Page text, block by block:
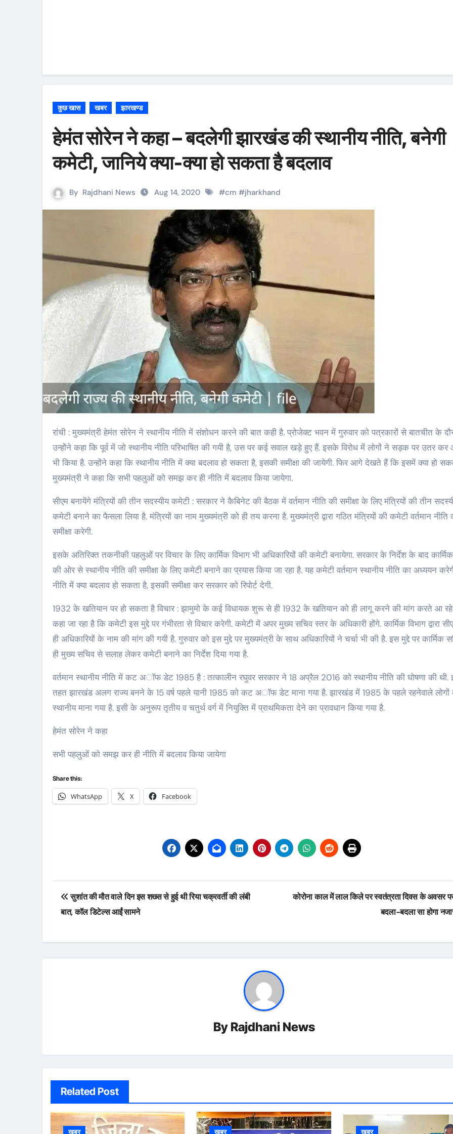
कुछ खास खबर झारखण्ड
हेमंत सोरेन ने कहा – बदलेगी झारखंड की स्थानीय नीति, बनेगी
कमेटी, जानिये क्या-क्या हो सकता है बदलाव
By Rajdhani News Aug 14, 2020 #cm #jharkhand
रांची : मुख्यमंत्री हेमंत सोरेन ने स्थानीय नीति में संशोधन करने की बात कही है. प्रोजेक्ट भवन में गुरुवार को पत्रकारों से बातचीत के दौरान
उन्होंने कहा कि पूर्व में जो स्थानीय नीति परिभाषित की गयी है, उस पर कई सवाल खड़े हुए हैं. इसके विरोध में लोगों ने सड़क पर उतर
भी किया है. उन्होंने कहा कि स्थानीय नीति में क्या बदलाव हो सकता है, इसकी समीक्षा की जायेगी. फिर आगे देखते हैं कि इसमें क्या हो
मुख्यमंत्री ने कहा कि सभी पहलुओं को समझ कर ही नीति में बदलाव किया जायेगा.
सीएम बनायेंगे मंत्रियों की तीन सदस्यीय कमेटी : सरकार ने कैबिनेट की बैठक में वर्तमान नीति की समीक्षा के लिए मंत्रियों की तीन
कमेटी बनाने का फैसला लिया है. मंत्रियों का नाम मुख्यमंत्री को ही तय करना है. मुख्यमंत्री द्वारा गठित मंत्रियों की कमेटी वर्तमान नीति
समीक्षा करेगी.
इसके अतिरिक्त तकनीकी पहलुओं पर विचार के लिए कार्मिक विभाग भी अधिकारियों की कमेटी बनायेगा. सरकार के निर्देश के बाद कार्मिक
की ओर से स्थानीय नीति की समीक्षा के लिए कमेटी बनाने का प्रयास किया जा रहा है. यह कमेटी वर्तमान स्थानीय नीति का अध्ययन
नीति में क्या बदलाव हो सकता है, इसकी समीक्षा कर सरकार को रिपोर्ट देगी.
1932 के खतियान पर हो सकता है विचार : झामुमो के कई विधायक शुरू से ही 1932 के खतियान को ही लागू करने की मांग करते आ
कहा जा रहा है कि कमेटी इस मुद्दे पर गंभीरता से विचार करेगी. कमेटी में अपर मुख्य सचिव स्तर के अधिकारी होंगे. कार्मिक विभाग द्वारा
ही अधिकारियों के नाम की मांग की गयी है. गुरुवार को इस मुद्दे पर मुख्यमंत्री के साथ अधिकारियों ने चर्चा भी की है. इस मुद्दे पर कार्मिक
ही मुख्य सचिव से सलाह लेकर कमेटी बनाने का निर्देश दिया गया है.
वर्तमान स्थानीय नीति में कट अॉफ डेट 1985 है : तत्कालीन रघुवर सरकार ने 18 अप्रैल 2016 को स्थानीय नीति की घोषणा की
तहत झारखंड अलग राज्य बनने के 15 वर्ष पहले यानी 1985 को कट अॉफ डेट माना गया है. झारखंड में 1985 के पहले रहनेवाले लोगों
स्थानीय माना गया है. इसी के अनुरूप तृतीय व चतुर्थ वर्ग में नियुक्ति में प्राथमिकता देने का प्रावधान किया गया है.
हेमंत सोरेन ने कहा
सभी पहलुओं को समझ कर ही नीति में बदलाव किया जायेगा
Share this:
WhatsApp X Facebook
Post
navigation
सुशांत की मौत वाले दिन इस शख्स से हुई थी रिया चक्रवर्ती की लंबी
बात, कॉल डिटेल्स आईं सामने
कोरोना काल में लाल किले पर स्वतंत्रता दिवस के अवसर
बदला-बदला सा होगा
By Rajdhani News
Related Post
खबर खबर खबर